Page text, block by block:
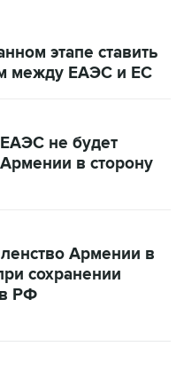
этапе ставить
между ЕАЭС и ЕС
не будет
в сторону
Армении в
сохранении
в РФ